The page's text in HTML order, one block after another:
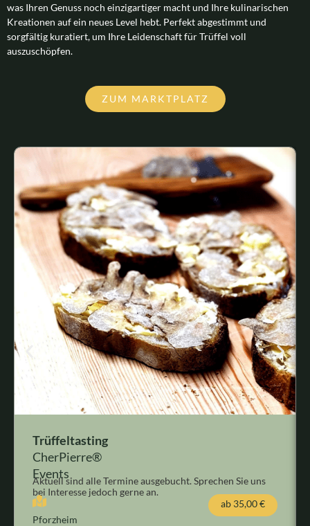
was Ihren Genuss noch einzigartiger macht und Ihre kulinarischen
Kreationen auf ein neues Level hebt. Perfekt abgestimmt und
sorgfältig kuratiert, um Ihre Leidenschaft für Trüffel voll
auszuschöpfen.
ZUM MARKTPLATZ
Trüffeltasting
CherPierre®
Events
Aktuell sind alle Termine ausgebucht. Sprechen Sie uns
bei Interesse jedoch gerne an.
Pforzheim
ab 35,00€